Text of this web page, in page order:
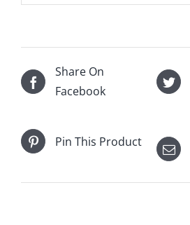
Share On
Facebook
Pin This Product